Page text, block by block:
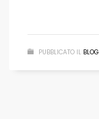
PUBBLICATO IL BLOG